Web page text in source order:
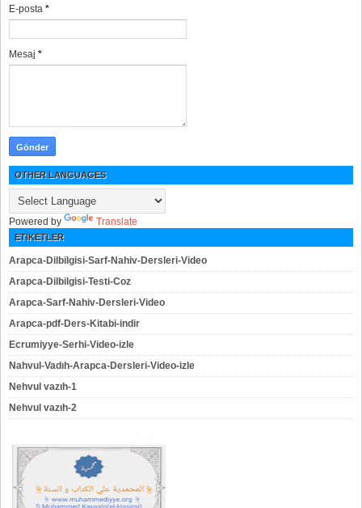
E-posta*
Mesaj*
OTHER LANGUAGES
Powered by Translate
ETIKETLER
Arapca-Dilbilgisi-Sarf-Nahiv-Dersleri-Video
Arapca-Dilbilgisi-Testi-Coz
Arapca-Sarf-Nahiv-Dersleri-Video
Arapca-pdf-Ders-Kitabi-indir
Ecrumiyye-Serhi-Video-izle
Nahvul-Vadıh-Arapca-Dersleri-Video-izle
Nehvul vazıh-1
Nehvul vazıh-2